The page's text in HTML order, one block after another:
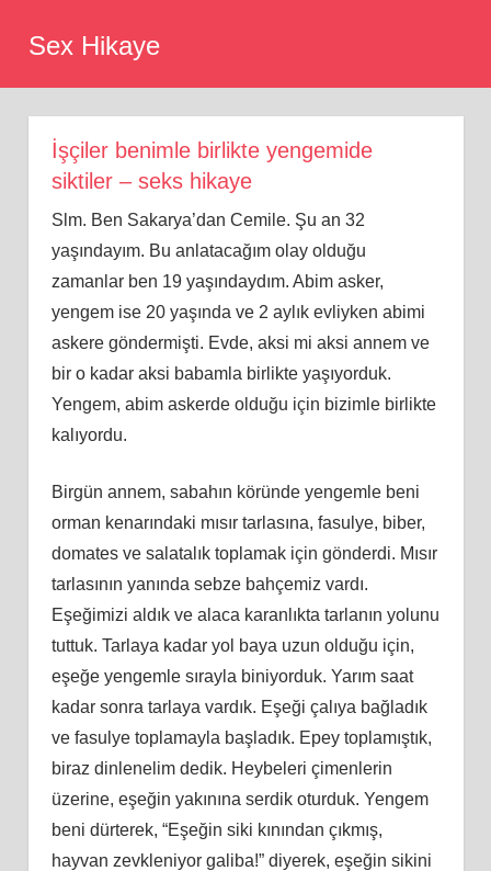
Sex Hikaye
İşçiler benimle birlikte yengemide
siktiler – seks hikaye
Slm. Ben Sakarya’dan Cemile. Şu an 32
yaşındayım. Bu anlatacağım olay olduğu
zamanlar ben 19 yaşındaydım. Abim asker,
yengem ise 20 yaşında ve 2 aylık evliyken abimi
askere göndermişti. Evde, aksi mi aksi annem ve
bir o kadar aksi babamla birlikte yaşıyorduk.
Yengem, abim askerde olduğu için bizimle birlikte
kalıyordu.
Birgün annem, sabahın köründe yengemle beni
orman kenarındaki mısır tarlasına, fasulye, biber,
domates ve salatalık toplamak için gönderdi. Mısır
tarlasının yanında sebze bahçemiz vardı.
Eşeğimizi aldık ve alaca karanlıkta tarlanın yolunu
tuttuk. Tarlaya kadar yol baya uzun olduğu için,
eşeğe yengemle sırayla biniyorduk. Yarım saat
kadar sonra tarlaya vardık. Eşeği çalıya bağladık
ve fasulye toplamayla başladık. Epey toplamıştık,
biraz dinlenelim dedik. Heybeleri çimenlerin
üzerine, eşeğin yakınına serdik oturduk. Yengem
beni dürterek, “Eşeğin siki kınından çıkmış,
hayvan zevkleniyor galiba!” diyerek, eşeğin sikini